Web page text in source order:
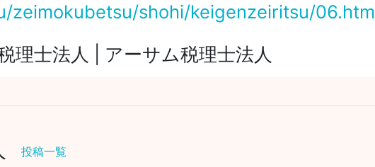
shohi/keigenzeiritsu/06.htm
理士法人 | アーサム税理士法人
投稿一覧